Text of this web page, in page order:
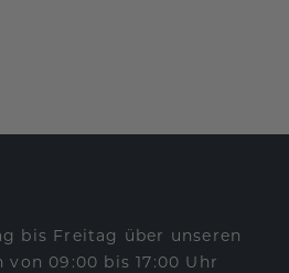
bis Freitag über unseren
von 09:00 bis 17:00 Uhr